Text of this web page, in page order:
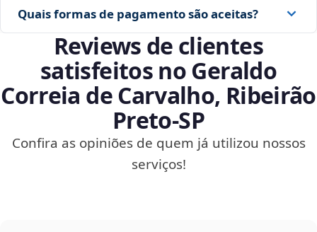
Quais formas de pagamento são aceitas?
Reviews de clientes
satisfeitos no Geraldo
Correia de Carvalho, Ribeirão
Preto‑SP
Confira as opiniões de quem já utilizou nossos
serviços!